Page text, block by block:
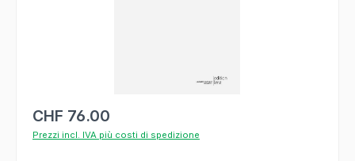
CHF 76.00
Prezzi incl. IVA più costi di spedizione